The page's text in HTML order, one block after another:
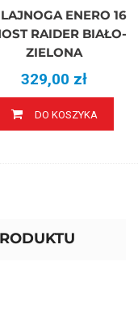
RAIDER BIAŁO-
ZIELONA
329,00 zł
DO KOSZYKA